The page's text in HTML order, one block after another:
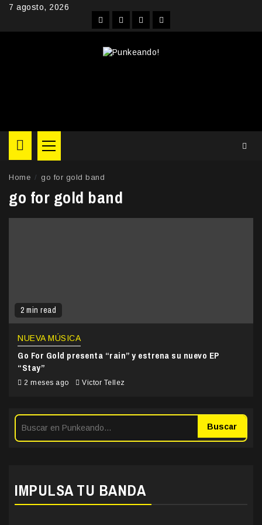
Skip7 agosto, 2026
FacebookInstagram
YouTubeTwitter
Primary
Menu
Home go for gold band
go for gold band
2 min read
NUEVA MÚSICA
Go For Gold presenta “rain” y estrena su nuevo EP
“Stay”
2 meses ago Victor Tellez
Buscar
IMPULSA TU BANDA